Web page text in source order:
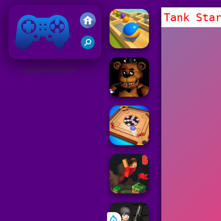
Juegos Friv 2019
ADVERTISEMENT
Tank